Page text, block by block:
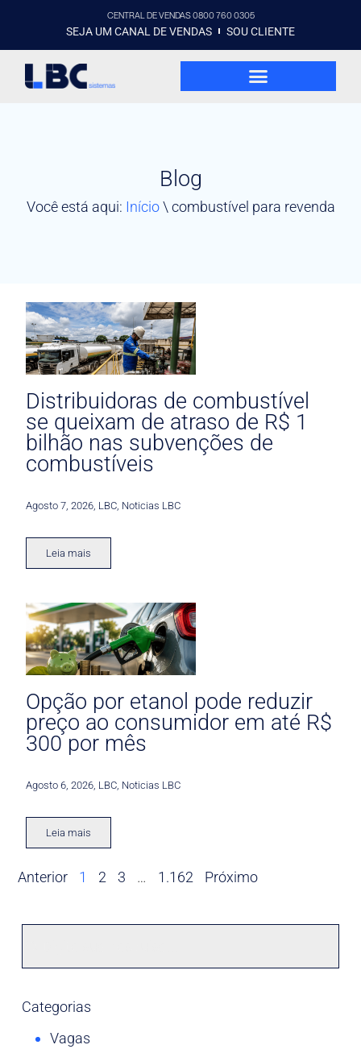
CENTRAL DE VENDAS 0800 760 0305
SEJA UM CANAL DE VENDAS SOU CLIENTE
Blog
Você está aqui: Início\ combustível para revenda
Distribuidoras de combustível
se queixam de atraso de R$ 1
bilhão nas subvenções de
combustíveis
Agosto 7, 2026 LBC Noticias LBC
Leia mais
Opção por etanol pode reduzir
preço ao consumidor em até R$
300 por mês
Agosto 6, 2026 LBC Noticias LBC
Leia mais
Anterior 1 2 3 … 1.162 Próximo
Categorias
Vagas